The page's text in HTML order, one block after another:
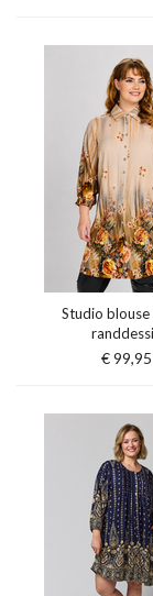
Studio blouse
€ 99,95